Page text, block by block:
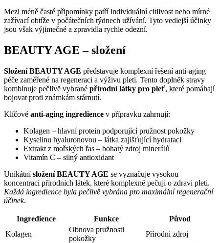
Mezi méně časté připomínky patří individuální citlivost nebo mírné
zažívací obtíže v počátečních týdnech užívání. Tyto vedlejší účinky
jsou však výjimečné a zpravidla rychle odezní.
BEAUTY AGE – složení
Složení BEAUTY AGE představuje komplexní řešení anti-aging
péče zaměřené na regeneraci a výživu pleti. Tento doplněk stravy
kombinuje pečlivě vybrané přírodní látky pro pleť, které pomáhají
bojovat proti známkám stárnutí.
Klíčové anti-aging ingredience v přípravku zahrnují:
Kolagen – hlavní protein podporující pružnost pokožky
Kyselinu hyaluronovou – látka zajišťující hydrataci
Extrakt z mořských řas – bohatý zdroj minerálů
Vitamín C – silný antioxidant
Unikátnísložení BEAUTY AGE se vyznačuje vysokou
koncentrací přírodních látek, které komplexně pečují o zdraví pleti.
Každá ingredience byla pečlivě vybrána pro maximální regenerační
účinek.
Ingredience Funkce
Původ
Kolagen
Obnova pružnosti
pokožky
Přírodní zdroj